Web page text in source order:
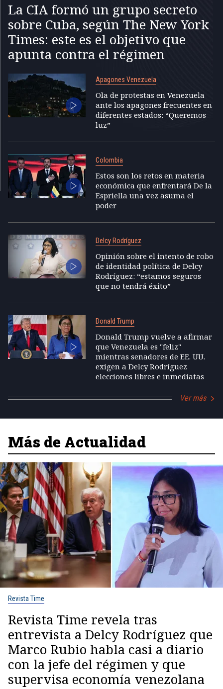
La CIA formó un grupo secreto
sobre Cuba, según The New York
Times: este es el objetivo que
apunta contra el régimen
Apagones Venezuela
Ola de protestas en Venezuela
ante los apagones frecuentes en
diferentes estados: “Queremos
luz”
Colombia
Estos son los retos en materia
económica que enfrentará De la
Espriella una vez asuma el
poder
Delcy Rodríguez
Opinión sobre el intento de robo
de identidad política de Delcy
Rodríguez: “estamos seguros
que no tendrá éxito”
Donald Trump
Donald Trump vuelve a afirmar
que Venezuela es "feliz"
mientras senadores de EE. UU.
exigen a Delcy Rodríguez
elecciones libres e inmediatas
Ver más
Más de Actualidad
Revista Time
Revista Time revela tras
entrevista a Delcy Rodríguez que
Marco Rubio habla casi a diario
con la jefe del régimen y que
supervisa economía venezolana